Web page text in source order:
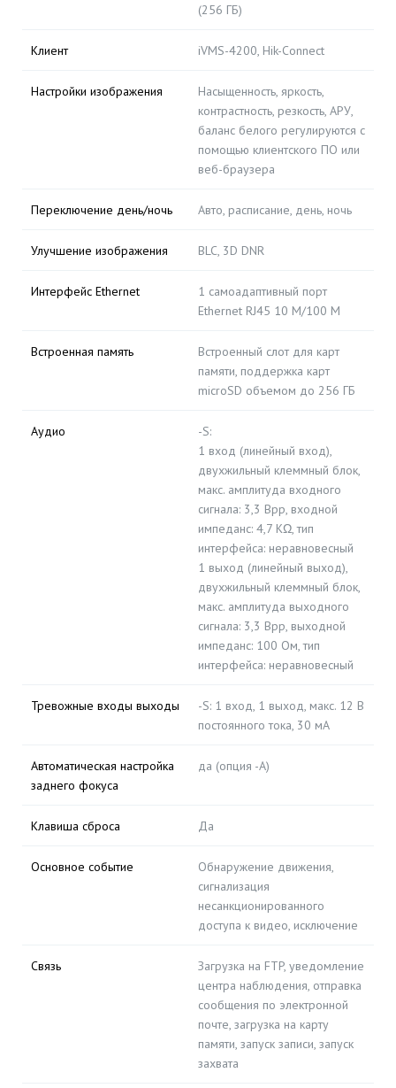
(256 ГБ)
Клиент iVMS-4200, Hik-Connect
Настройки изображения
Насыщенность, яркость,
контрастность, резкость, АРУ,
баланс белого регулируются с
помощью клиентского ПО или
веб-браузера
Переключение день/ночь Авто, расписание, день, ночь
Улучшение изображения BLC, 3D DNR
Интерфейс Ethernet
1 самоадаптивный порт
Ethernet RJ45 10 M/100 M
Встроенная память
Встроенный слот для карт
памяти, поддержка карт
microSD объемом до 256 ГБ
Аудио
-S:
1 вход (линейный вход),
двухжильный клеммный блок,
макс. амплитуда входного
сигнала: 3,3 Вpp, входной
импеданс: 4,7 KΩ, тип
интерфейса: неравновесный
1 выход (линейный выход),
двухжильный клеммный блок,
макс. амплитуда выходного
сигнала: 3,3 Вpp, выходной
импеданс: 100 Ом, тип
интерфейса: неравновесный
Тревожные входы выходы
-S: 1 вход, 1 выход, макс. 12 В
постоянного тока, 30 мА
Автоматическая настройка
заднего фокуса
да (опция -A)
Клавиша сброса Да
Основное событие
Обнаружение движения,
сигнализация
несанкционированного
доступа к видео, исключение
Связь
Загрузка на FTP, уведомление
центра наблюдения, отправка
сообщения по электронной
почте, загрузка на карту
памяти, запуск записи, запуск
захвата